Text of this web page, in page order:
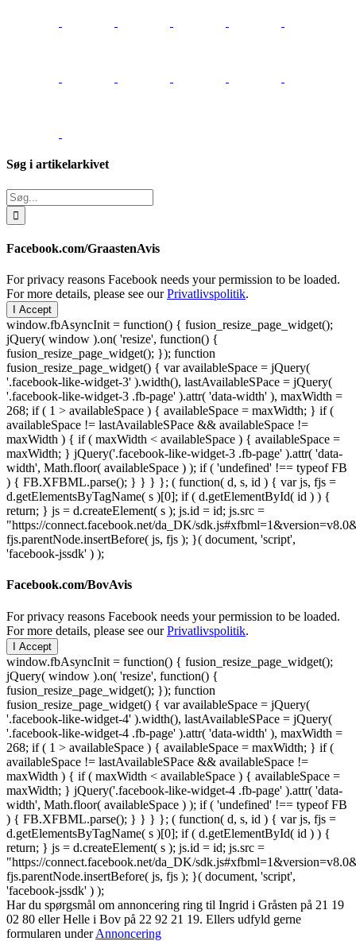
Søg i artikelarkivet
Søg
efter:
Facebook.com/GraastenAvis
For privacy reasons Facebook needs your permission to be loaded.
For more details, please see ourPrivatlivspolitik.
I Accept
window.fbAsyncInit = function() { fusion_resize_page_widget();
jQuery( window ).on( 'resize', function() {
fusion_resize_page_widget(); }); function
fusion_resize_page_widget() { var availableSpace = jQuery(
'.facebook-like-widget-3' ).width(), lastAvailableSPace = jQuery(
'.facebook-like-widget-3 .fb-page' ).attr( 'data-width' ), maxWidth =
268; if ( 1 > availableSpace ) { availableSpace = maxWidth; } if (
availableSpace != lastAvailableSPace && availableSpace !=
maxWidth ) { if ( maxWidth < availableSpace ) { availableSpace =
maxWidth; } jQuery('.facebook-like-widget-3 .fb-page' ).attr( 'data-
width', Math.floor( availableSpace ) ); if ( 'undefined' !== typeof FB
) { FB.XFBML.parse(); } } } }; ( function( d, s, id ) { var js, fjs =
d.getElementsByTagName( s )[0]; if ( d.getElementById( id ) ) {
return; } js = d.createElement( s ); js.id = id; js.src =
"https://connect.facebook.net/da_DK/
fjs.parentNode.insertBefore( js, fjs ); }( document, 'script',
'facebook-jssdk' ) );
Facebook.com/BovAvis
For privacy reasons Facebook needs your permission to be loaded.
For more details, please see ourPrivatlivspolitik.
I Accept
window.fbAsyncInit = function() { fusion_resize_page_widget();
jQuery( window ).on( 'resize', function() {
fusion_resize_page_widget(); }); function
fusion_resize_page_widget() { var availableSpace = jQuery(
'.facebook-like-widget-4' ).width(), lastAvailableSPace = jQuery(
'.facebook-like-widget-4 .fb-page' ).attr( 'data-width' ), maxWidth =
268; if ( 1 > availableSpace ) { availableSpace = maxWidth; } if (
availableSpace != lastAvailableSPace && availableSpace !=
maxWidth ) { if ( maxWidth < availableSpace ) { availableSpace =
maxWidth; } jQuery('.facebook-like-widget-4 .fb-page' ).attr( 'data-
width', Math.floor( availableSpace ) ); if ( 'undefined' !== typeof FB
) { FB.XFBML.parse(); } } } }; ( function( d, s, id ) { var js, fjs =
d.getElementsByTagName( s )[0]; if ( d.getElementById( id ) ) {
return; } js = d.createElement( s ); js.id = id; js.src =
"https://connect.facebook.net/da_DK/
fjs.parentNode.insertBefore( js, fjs ); }( document, 'script',
'facebook-jssdk' ) );
Har du spørgsmål om annoncering ring til Ingrid i Gråsten på 21 19
02 80 ‬eller Helle i Bov på 22 92 21 19‬. Ellers udfyld gerne
formularen underAnnoncering